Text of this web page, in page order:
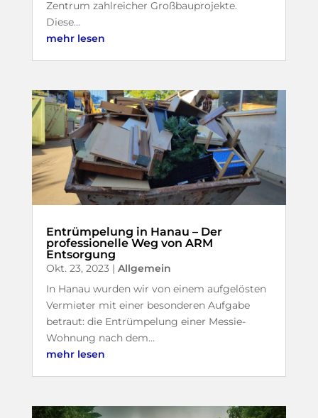
Zentrum zahlreicher Großbauprojekte.
Diese...
mehr lesen
Entrümpelung in Hanau – Der
professionelle Weg von ARM
Entsorgung
Okt. 23, 2023| Allgemein
In Hanau wurden wir von einem aufgelösten
Vermieter mit einer besonderen Aufgabe
betraut: die Entrümpelung einer Messie-
Wohnung nach dem...
mehr lesen